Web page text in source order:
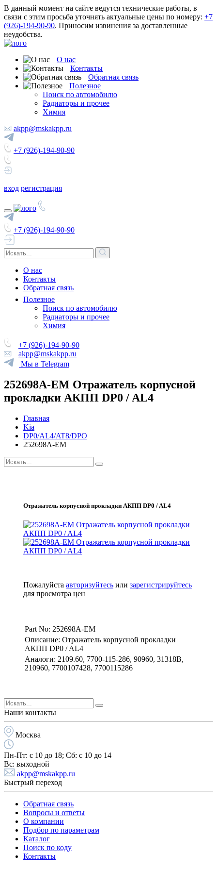
В данный момент на сайте ведутся технические работы, в
связи с этим просьба уточнять актуальные цены по номеру: +7
(926)-194-90-90. Приносим извинения за доставленные
неудобства.
О нас
Контакты
Обратная связь
Полезное
Поиск по автомобилю
Радиаторы и прочее
Химия
akpp@mskakpp.ru
+7 (926)-194-90-90
вход регистрация
+7 (926)-194-90-90
О нас
Контакты
Обратная связь
Полезное
Поиск по автомобилю
Радиаторы и прочее
Химия
+7 (926)-194-90-90
akpp@mskakpp.ru
Мы в Telegram
252698A-EM Отражатель корпусной
прокладки АКПП DP0 / AL4
Главная
Kia
DP0/AL4/AT8/DPO
252698A-EM
Отражатель корпусной прокладки АКПП DP0 / AL4
Пожалуйста авторизуйтесь или зарегистрируйтесь
для просмотра цен
Part No: 252698A-EM
Описание: Отражатель корпусной прокладки
АКПП DP0 / AL4
Аналоги: 2109.60, 7700-115-286, 90960, 31318B,
210960, 7700107428, 7700115286
Наши контакты
Москва
Пн-Пт: с 10 до 18; Cб: с 10 до 14
Вс: выходной
akpp@mskakpp.ru
Быстрый переход
Обратная связь
Вопросы и ответы
О компании
Подбор по параметрам
Каталог
Поиск по коду
Контакты